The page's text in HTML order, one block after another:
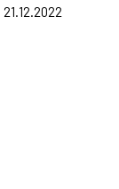
21.12.2022